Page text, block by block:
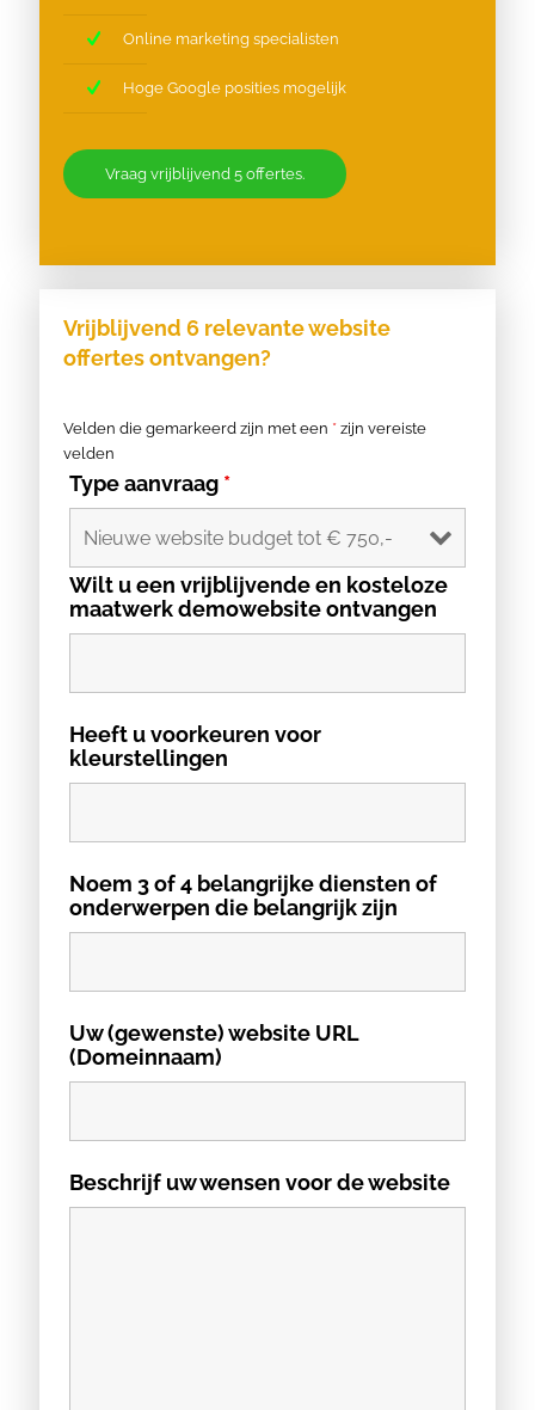
Online marketing specialisten
Hoge Google posities mogelijk
Vraag vrijblijvend 5 offertes.
Vrijblijvend 6 relevante website
offertes ontvangen?
Velden die gemarkeerd zijn met een * zijn vereiste
velden
Type aanvraag *
Wilt u een vrijblijvende en kosteloze
maatwerk demowebsite ontvangen
Heeft u voorkeuren voor
kleurstellingen
Noem 3 of 4 belangrijke diensten of
onderwerpen die belangrijk zijn
Uw (gewenste) website URL
(Domeinnaam)
Beschrijf uw wensen voor de website